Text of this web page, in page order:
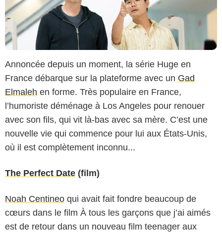
Annoncée depuis un moment, la série Huge en
France débarque sur la plateforme avec un Gad
Elmaleh en forme. Très populaire en France,
l’humoriste déménage à Los Angeles pour renouer
avec son fils, qui vit là-bas avec sa mère. C’est une
nouvelle vie qui commence pour lui aux États-Unis,
où il est complètement inconnu...
The Perfect Date (film)
Noah Centineo qui avait fait fondre beaucoup de
cœurs dans le film À tous les garçons que j’ai aimés
est de retour dans un nouveau film teenager aux